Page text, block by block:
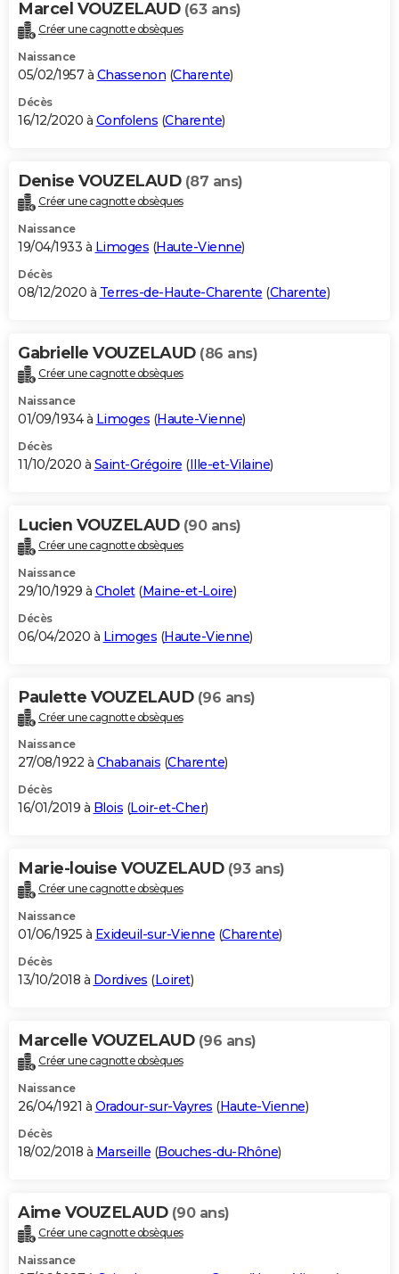
Marcel VOUZELAUD (63 ans)
Créer une cagnotte obsèques
Naissance
05/02/1957 à Chassenon (Charente)
Décès
16/12/2020 à Confolens (Charente)
Denise VOUZELAUD (87 ans)
Créer une cagnotte obsèques
Naissance
19/04/1933 à Limoges (Haute-Vienne)
Décès
08/12/2020 à Terres-de-Haute-Charente (Charente)
Gabrielle VOUZELAUD (86 ans)
Créer une cagnotte obsèques
Naissance
01/09/1934 à Limoges (Haute-Vienne)
Décès
11/10/2020 à Saint-Grégoire (Ille-et-Vilaine)
Lucien VOUZELAUD (90 ans)
Créer une cagnotte obsèques
Naissance
29/10/1929 à Cholet(Maine-et-Loire)
Décès
06/04/2020 à Limoges (Haute-Vienne)
Paulette VOUZELAUD (96 ans)
Créer une cagnotte obsèques
Naissance
27/08/1922 à Chabanais (Charente)
Décès
16/01/2019 à Blois (Loir-et-Cher)
Marie-louise VOUZELAUD (93 ans)
Créer une cagnotte obsèques
Naissance
01/06/1925 à Exideuil-sur-Vienne (Charente)
Décès
13/10/2018 à Dordives (Loiret)
Marcelle VOUZELAUD (96 ans)
Créer une cagnotte obsèques
Naissance
26/04/1921 à Oradour-sur-Vayres (Haute-Vienne)
Décès
18/02/2018 à Marseille (Bouches-du-Rhône)
Aime VOUZELAUD (90 ans)
Créer une cagnotte obsèques
Naissance